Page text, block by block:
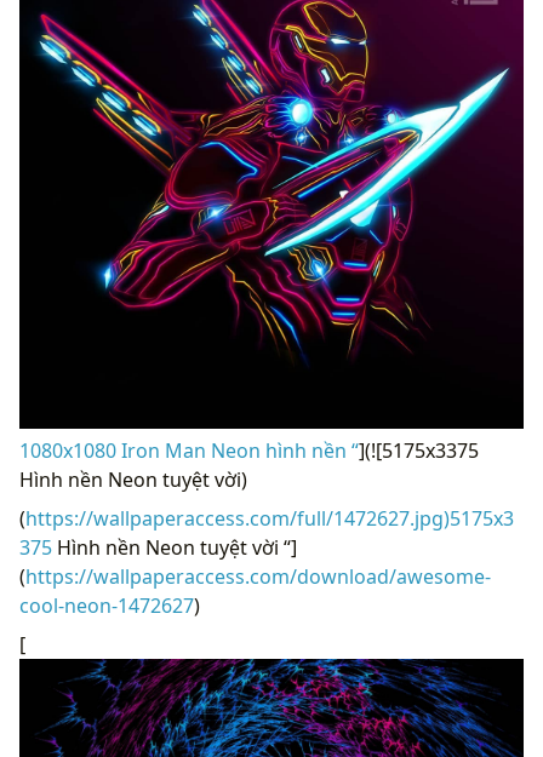
1080x1080 Iron Man Neon hình nền “](![5175x3375
Hình nền Neon tuyệt vời)
(https://wallpaperaccess.com/full/1472627.jpg)5175x3
375 Hình nền Neon tuyệt vời “]
(https://wallpaperaccess.com/download/awesome-
cool-neon-1472627)
[